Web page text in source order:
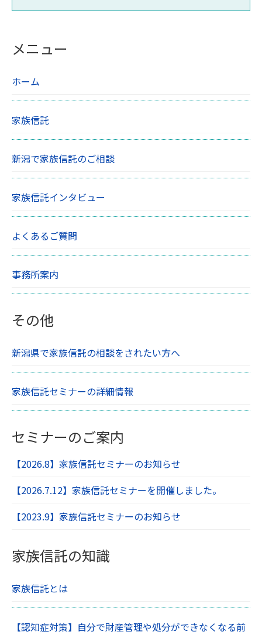
メニュー
ホーム
家族信託
新潟で家族信託のご相談
家族信託インタビュー
よくあるご質問
事務所案内
その他
新潟県で家族信託の相談をされたい方へ
家族信託セミナーの詳細情報
セミナーのご案内
【2026.8】家族信託セミナーのお知らせ
【2026.7.12】家族信託セミナーを開催しました。
【2023.9】家族信託セミナーのお知らせ
家族信託の知識
家族信託とは
【認知症対策】自分で財産管理や処分ができなくなる前